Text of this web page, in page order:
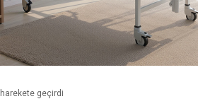
harekete geçirdi